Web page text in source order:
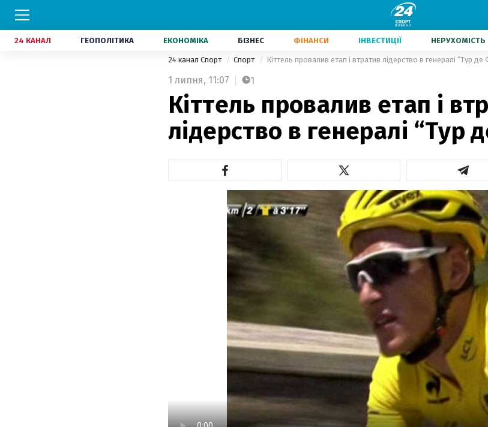
24 КАНАЛ ГЕОПОЛІТИКА ЕКОНОМІКА БІЗНЕС ФІНАНСИ ІНВЕСТИЦІЇ НЕРУХОМІСТЬ
24 канал Спорт Спорт Кіттель провалив етап і втратив лідерство в генералі “Тур де
1 липня, 11:07 1
Кіттель провалив етап і
лідерство в генералі “Тур